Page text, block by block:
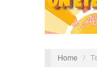
Home /